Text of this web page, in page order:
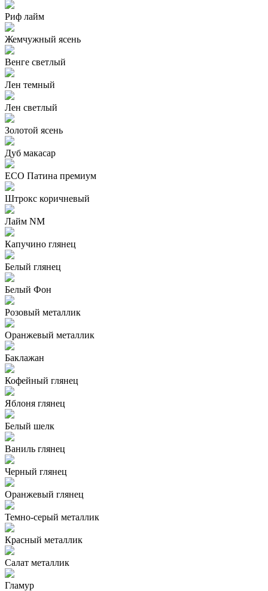
Риф лайм
Жемчужный ясень
Венге светлый
Лен темный
Лен светлый
Золотой ясень
Дуб макасар
ECO Патина премиум
Штрокс коричневый
Лайм NM
Капучино глянец
Белый глянец
Белый Фон
Розовый металлик
Оранжевый металлик
Баклажан
Кофейный глянец
Яблоня глянец
Белый шелк
Ваниль глянец
Черный глянец
Оранжевый глянец
Темно-серый металлик
Красный металлик
Салат металлик
Гламур